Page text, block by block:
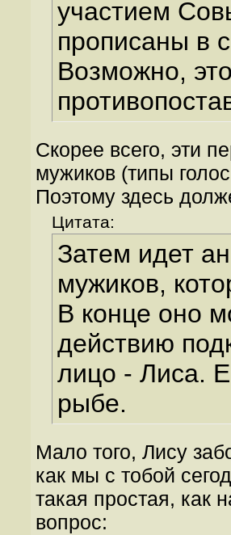
участием
прописаны в
Возможно,
Скорее всего, эти
мужиков (типы
Поэтому здесь
Цитата:
Затем идет
мужиков,
В конце оно
действию
лицо - Лиса.
рыбе.
Мало того, Лису
как мы с тобой
такая простая, как
вопрос: